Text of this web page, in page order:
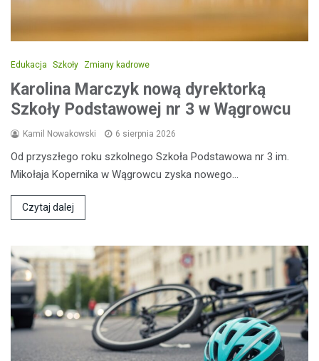
Edukacja Szkoły Zmiany kadrowe
Karolina Marczyk nową dyrektorką
Szkoły Podstawowej nr 3 w Wągrowcu
Kamil Nowakowski 6 sierpnia 2026
Od przyszłego roku szkolnego Szkoła Podstawowa nr 3 im.
Mikołaja Kopernika w Wągrowcu zyska nowego…
Czytaj dalej